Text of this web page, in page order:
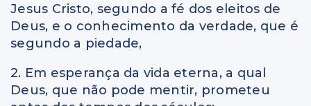
Jesus Cristo, segundo a fé dos eleitos de
Deus, e o conhecimento da verdade, que é
segundo a piedade,
2. Em esperança da vida eterna, a qual
Deus, que não pode mentir, prometeu